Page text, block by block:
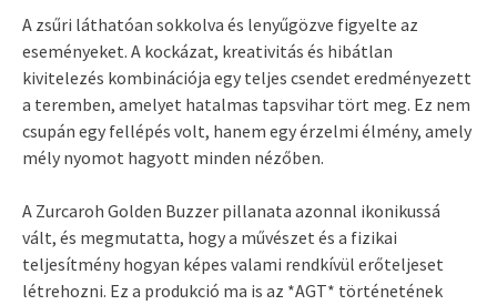
A zsűri láthatóan sokkolva és lenyűgözve figyelte az
eseményeket. A kockázat, kreativitás és hibátlan
kivitelezés kombinációja egy teljes csendet eredményezett
a teremben, amelyet hatalmas tapsvihar tört meg. Ez nem
csupán egy fellépés volt, hanem egy érzelmi élmény, amely
mély nyomot hagyott minden nézőben.
A Zurcaroh Golden Buzzer pillanata azonnal ikonikussá
vált, és megmutatta, hogy a művészet és a fizikai
teljesítmény hogyan képes valami rendkívül erőteljeset
létrehozni. Ez a produkció ma is az *AGT* történetének